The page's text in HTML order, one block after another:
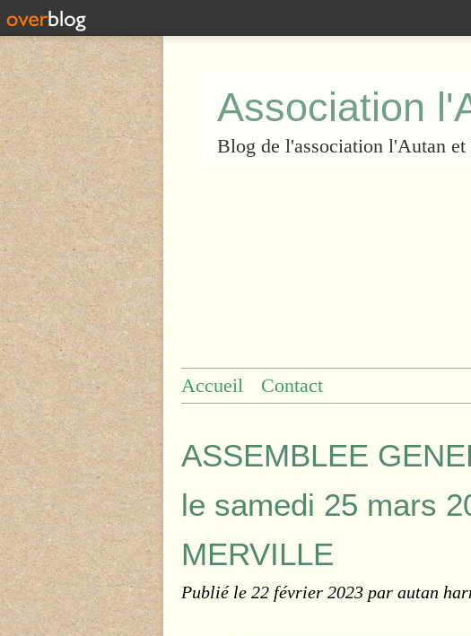
Association
Blog de l'association l'Autan
Accueil Contact
ASSEMBLEE
le samedi 25 mars
MERVILLE
Publié le 22 février 2023 par autan